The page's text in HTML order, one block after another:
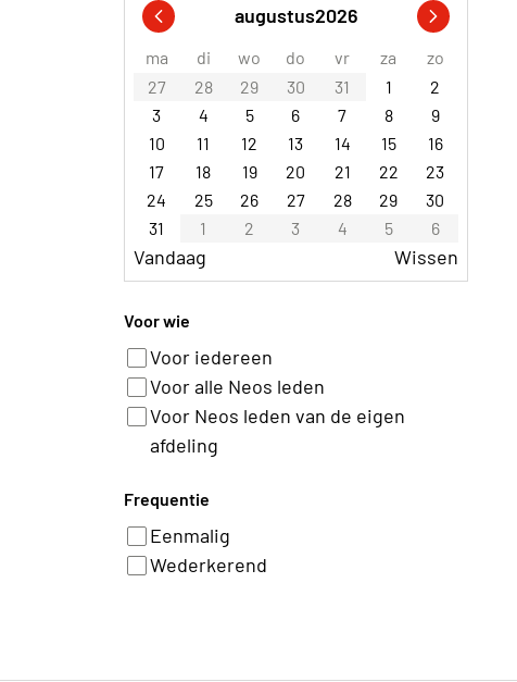
augustus2026
ma di wo do vr za
zo
27
28 29 30 31 1
2
3
4 5 6 7 8
9
10
11 12 13 14 15
16
17
18 19 20 21 22
23
24
25 26 27 28 29
30
31
1 2 3 4 5 6
Vandaag Wissen
Voor wie
Voor iedereen
Voor alle Neos leden
Voor Neos leden van de eigen
afdeling
Frequentie
Eenmalig
Wederkerend